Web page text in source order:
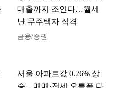
대출까지 조인다…월세
난 무주택자 직격
금융/증권
서울 아파트값 0.26% 상
승…매매·전세 오름폭 다